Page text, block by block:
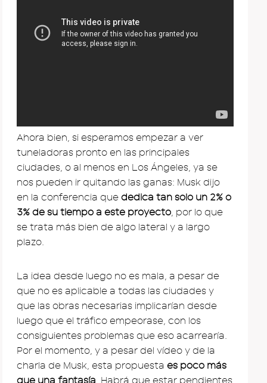
Ahora bien, si esperamos empezar a ver
tuneladoras pronto en las principales
ciudades, o al menos en Los Ángeles, ya se
nos pueden ir quitando las ganas: Musk dijo
en la conferencia que dedica tan solo un 2% o
3% de su tiempo a este proyecto, por lo que
se trata más bien de algo lateral y a largo
plazo.
La idea desde luego no es mala, a pesar de
que no es aplicable a todas las ciudades y
que las obras necesarias implicarían desde
luego que el tráfico empeorase, con los
consiguientes problemas que eso acarrearía.
Por el momento, y a pesar del vídeo y de la
charla de Musk, esta propuesta es poco más
que una fantasía . Habrá que estar pendientes